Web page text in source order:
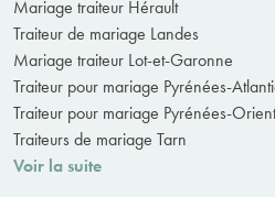
Mariage traiteur Hérault
Traiteur de mariage Landes
Mariage traiteur Lot-et-Garonne
Traiteur pour mariage Pyrénées-
Traiteur pour mariage Pyrénées-
Traiteurs de mariage Tarn
Voir la suite